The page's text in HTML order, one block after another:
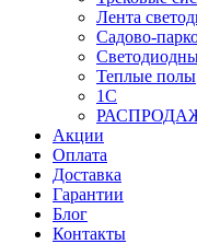
Лента
Садово-
Теплые полы
1С
Акции
Оплата
Доставка
Гарантии
Блог
Контакты